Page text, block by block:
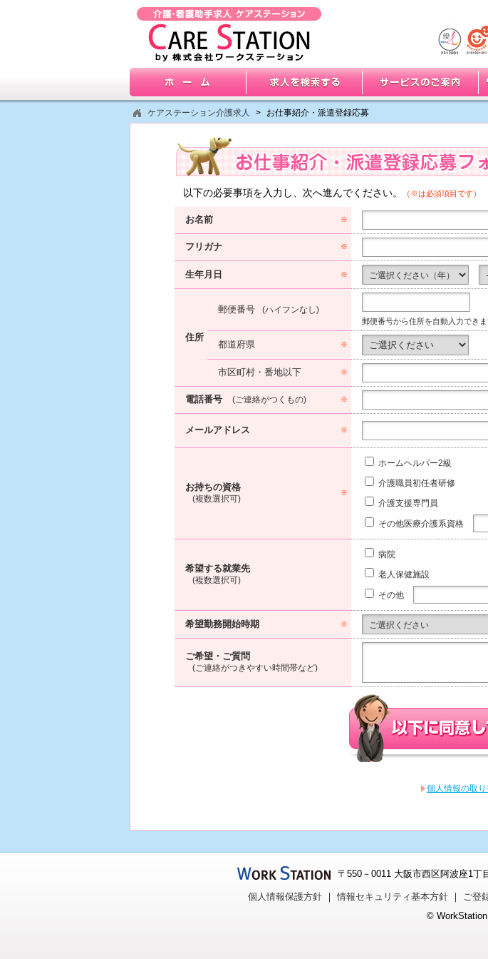
ケアステーション介護求人 > お仕事紹介・派遣登録応募
以下の必要事項を入力し、次へ進んでください。 （※は必須項目です）
お名前 ※
フリガナ ※
生年月日 ※
住所
郵便番号 (ハイフンなし)
郵便番号から住所を自動入力でき
都道府県 ※
市区町村・番地以下 ※
電話番号 (ご連絡がつくもの) ※
メールアドレス ※
お持ちの資格
(複数選択可)
※
ホームヘルパー2級
介護職員初任者研修
介護支援専門員
その他医療介護系資格
希望する就業先
(複数選択可)
病院
老人保健施設
その他
希望勤務開始時期 ※
ご希望・ご質問
(ご連絡がつきやすい時間帯など)
個人情報の取
〒550－0011 大阪市西区阿波座1
個人情報保護方針 ｜情報セキュリティ基本方針 ｜ ご登
©